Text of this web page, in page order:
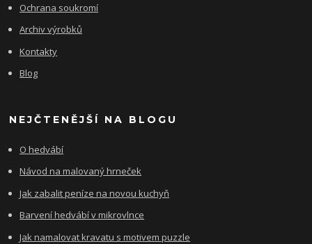
Ochrana soukromí
Archiv výrobků
Kontakty
Blog
NEJČTENĚJŠÍ NA BLOGU
O hedvábí
Návod na malovaný hrneček
Jak zabalit peníze na novou kuchyň
Barvení hedvábí v mikrovlnce
Jak namalovat kravatu s motivem puzzle